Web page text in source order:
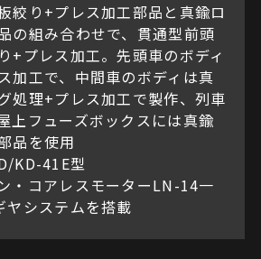
絞り+プレス加工部品と真鍮ロ
の組み合わせで、貫通型前頭
+プレス加工。先頭車のボディ
加工で、中間車のボディは真
処理+プレス加工で製作、列車
上フューズボックスには真鍮
品を使用
KD-41E型
・コアレスモーターLN-14一
システムを搭載